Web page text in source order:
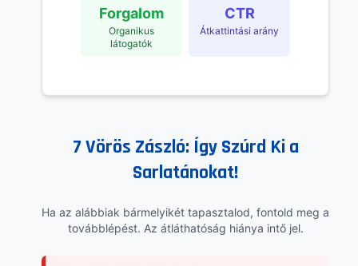
Forgalom
Organikus
látogatók
CTR
Átkattintási arány
7 Vörös Zászló: Így Szúrd Ki a
Sarlatánokat!
Ha az alábbiak bármelyikét tapasztalod, fontold meg a
továbblépést. Az átláthatóság hiánya intő jel.